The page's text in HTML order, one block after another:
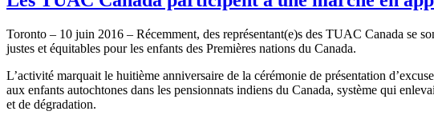
Toronto – 10 juin 2016 – Récemment, des représentant(e)s des TUAC Canada se
justes et équitables pour les enfants des Premières nations du Canada.
L’activité marquait le huitième anniversaire de la cérémonie de présentation
aux enfants autochtones dans les pensionnats indiens du Canada, système qui
et de dégradation.